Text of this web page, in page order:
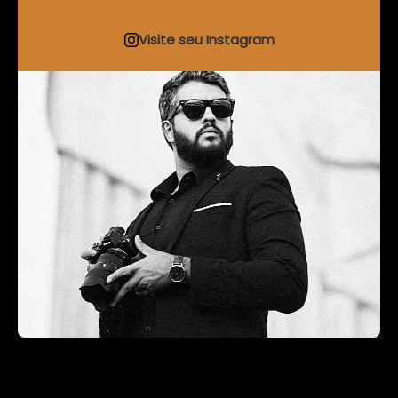
Visite seu Instagram